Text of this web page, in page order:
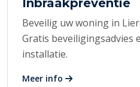
Inbraakpreventie
Beveilig uw woning in
Gratis beveiligingsadvies
installatie.
Meer info